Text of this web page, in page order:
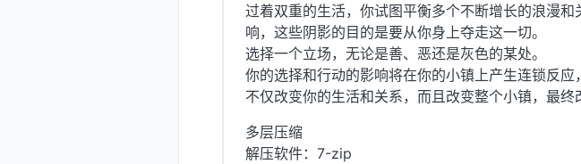
过着双重的生活，你试图平衡多个不断增长的浪漫
响，这些阴影的目的是要从你身上夺走这一切。
选择一个立场，无论是善、恶还是灰色的某处。
你的选择和行动的影响将在你的小镇上产生连锁反应，
不仅改变你的生活和关系，而且改变整个小镇，最终
多层压缩
解压软件：7-zip